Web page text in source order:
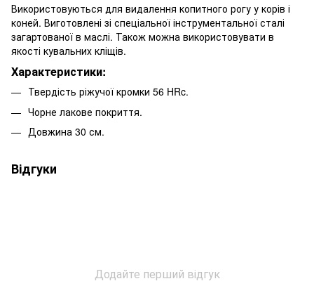
Використовуються для видалення копитного рогу у корів і
коней. Виготовлені зі спеціальної інструментальної сталі
загартованої в маслі. Також можна використовувати в
якості кувальних кліщів.
Характеристики:
Твердість ріжучої кромки 56 HRc.
Чорне лакове покриття.
Довжина 30 см.
Відгуки
Додайте перший відгук